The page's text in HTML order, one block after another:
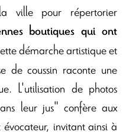
ville pour répertorier
boutiques qui ont
démarche artistique et
de coussin raconte une
L'utilisation de photos
leur jus" confère aux
invitant ainsi à